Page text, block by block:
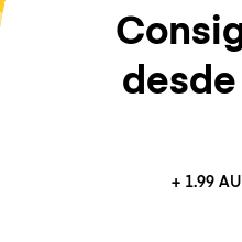
desde
+ 1.99